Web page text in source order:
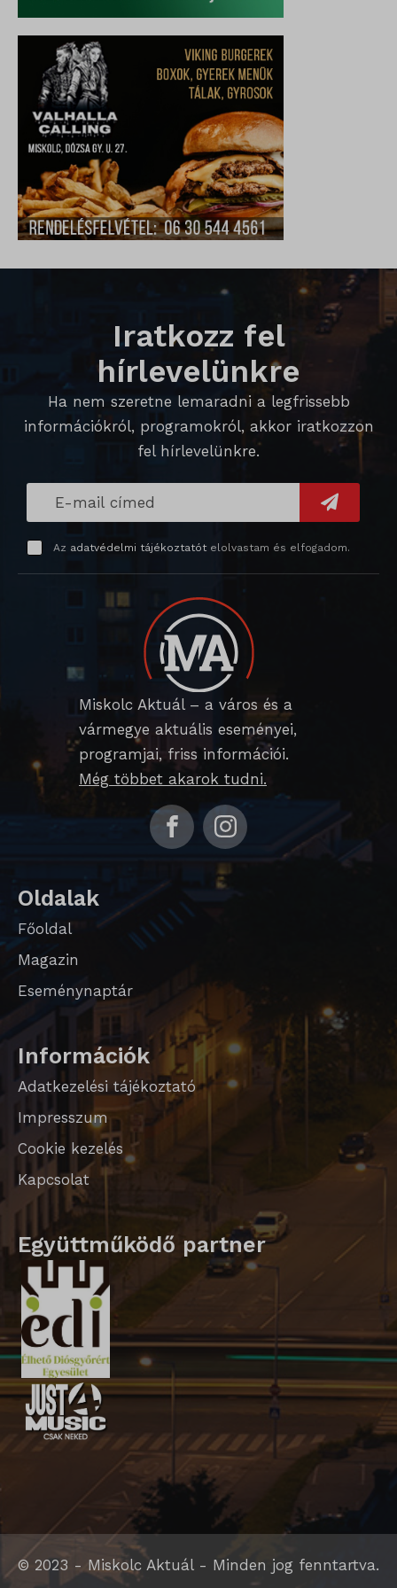
Iratkozz fel
hírlevelünkre
Ha nem szeretne lemaradni a legfrissebb
információkról, programokról, akkor iratkozzon
fel hírlevelünkre.
Az adatvédelmi tájékoztatótelolvastam és elfogadom.
Miskolc Aktuál – a város és a
vármegye aktuális eseményei,
programjai, friss információi.
Még többet akarok tudni.
Oldalak
Főoldal
Magazin
Eseménynaptár
Információk
Adatkezelési tájékoztató
Impresszum
Cookie kezelés
Kapcsolat
Együttműködő partner
© 2023 - Miskolc Aktuál - Minden jog fenntartva.
cato_fw_inet
chatbase_anon_id
cookieyes-consent
domain
i18next
SL_GWPT_Show_Hide_tmp
SL_wptGlobTipTmp